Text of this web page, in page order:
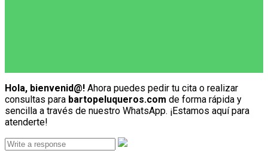
Hola, bienvenid@! Ahora puedes pedir tu cita o realizar
consultas para bartopeluqueros.com de forma rápida y
sencilla a través de nuestro WhatsApp. ¡Estamos aquí para
atenderte!